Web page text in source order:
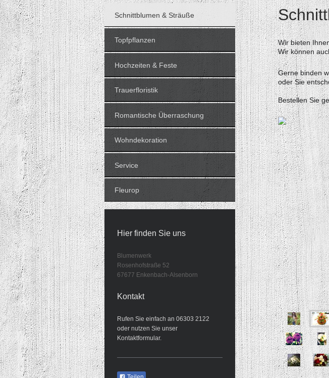
Wir bieten
Wir können
Gerne binden
oder Sie
Bestellen Sie
Schnittblumen & Sträuße
Topfpflanzen
Hochzeiten & Feste
Trauerfloristik
Romantische Überraschung
Wohndekoration
Service
Fleurop
Hier finden Sie uns
Blumenwerk
Rosenhofstraße 52
67677 Enkenbach-Alsenborn
Kontakt
Rufen Sie einfach an 06303 2122
oder nutzen Sie unser
Kontaktformular.